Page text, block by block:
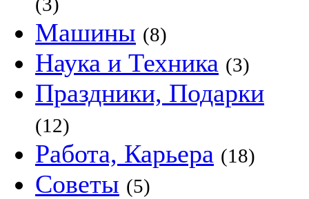
Машины (8)
Наука и Техника (3)
Праздники, Подарки
(12)
Работа, Карьера (18)
Советы (5)